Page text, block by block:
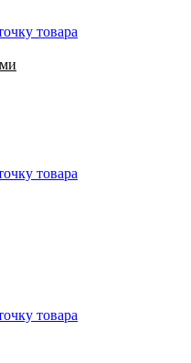
товара
товара
товара